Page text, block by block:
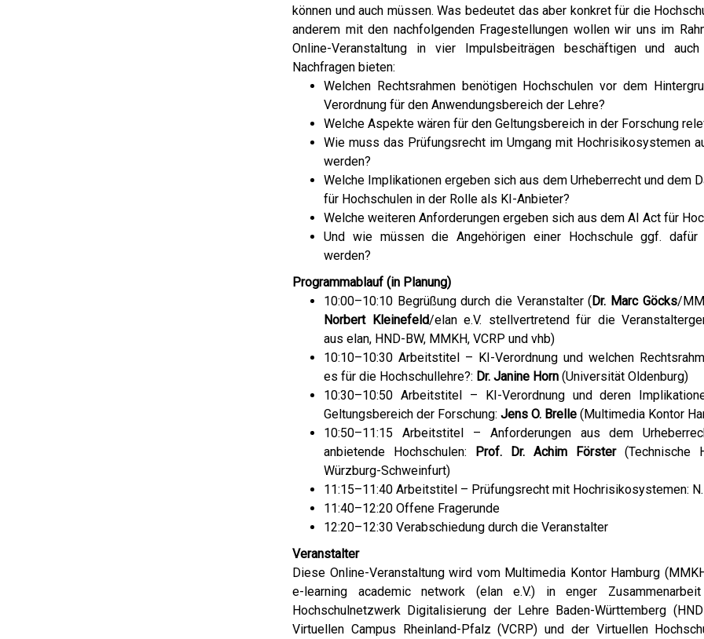
können und auch müssen. Was bedeutet das aber konkret für die
anderem mit den nachfolgenden Fragestellungen wollen wir uns im
Online-Veranstaltung in vier Impulsbeiträgen beschäftigen und
Nachfragen bieten:
Welchen Rechtsrahmen benötigen Hochschulen vor dem
Verordnung für den Anwendungsbereich der Lehre?
Welche Aspekte wären für den Geltungsbereich in der Forschung
Wie muss das Prüfungsrecht im Umgang mit Hochrisikosystemen
werden?
Welche Implikationen ergeben sich aus dem Urheberrecht und dem
für Hochschulen in der Rolle als KI-Anbieter?
Welche weiteren Anforderungen ergeben sich aus dem AI Act für
Und wie müssen die Angehörigen einer Hochschule ggf. dafür
werden?
Programmablauf (in Planung)
10:00–10:10 Begrüßung durch die Veranstalter (Dr. Marc Göcks/
Norbert Kleinefeld/elan e.V. stellvertretend für die
aus elan, HND-BW, MMKH, VCRP und vhb)
10:10–10:30 Arbeitstitel – KI-Verordnung und welchen
es für die Hochschullehre?: Dr. Janine Horn (Universität Oldenburg)
10:30–10:50 Arbeitstitel – KI-Verordnung und deren
Geltungsbereich der Forschung: Jens O. Brelle (Multimedia Kontor
10:50–11:15 Arbeitstitel – Anforderungen aus dem
anbietende Hochschulen: Prof. Dr. Achim Förster(Technische
Würzburg-Schweinfurt)
11:15–11:40 Arbeitstitel – Prüfungsrecht mit Hochrisikosystemen:
11:40–12:20 Offene Fragerunde
12:20–12:30 Verabschiedung durch die Veranstalter
Veranstalter
Diese Online-Veranstaltung wird vom Multimedia Kontor Hamburg
e-learning academic network (elan e.V.) in enger
Hochschulnetzwerk Digitalisierung der Lehre Baden-Württemberg
Virtuellen Campus Rheinland-Pfalz (VCRP) und der Virtuellen